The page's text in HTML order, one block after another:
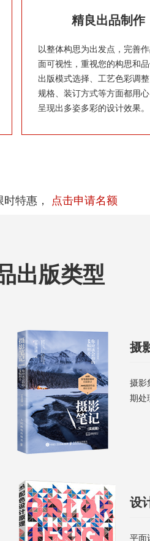
精良出品制作
以整体构思为出发点，完善
面可视性，重视您的构思和
出版模式选择、工艺色彩调
规格、装订方式等方面都用心
呈现出多姿多彩的设计效果。
特惠， 点击申请名额
出版类型
摄
摄影
期处
设
平面